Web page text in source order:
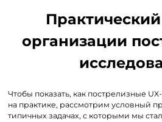
организации
Чтобы показать, как пострелизные
на практике, рассмотрим условный
типичных задачах, с которыми мы